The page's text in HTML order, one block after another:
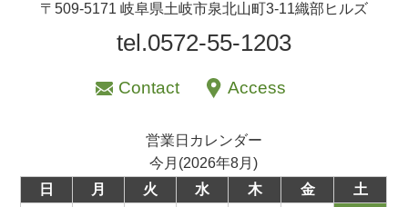
〒509-5171 岐阜県土岐市泉北山町3-11織部ヒルズ
tel.0572-55-1203
Contact Access
営業日カレンダー
今月(2026年8月)
日
月 火 水 木 金
土